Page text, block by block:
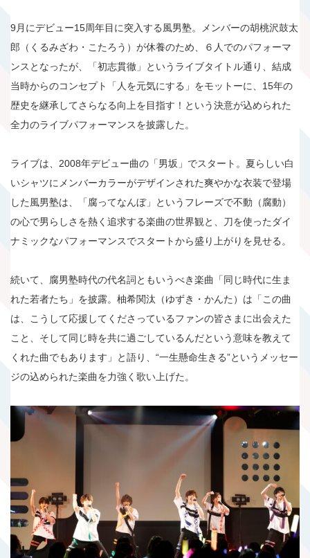
9月にデビュー15周年目に突入する風男塾。メンバーの胡桃沢鼓太
郎（くるみざわ・こたろう）が休養のため、６人でのパフォーマ
ンスとなったが、「初志貫徹」というライブタイトル通り、結成
当時からのコンセプト「人を元気にする」をモットーに、15年の
歴史を継承してさらなる向上を目指す！という決意が込められた
全力のライブパフォーマンスを披露した。
ライブは、2008年デビュー曲の「男坂」でスタート。夏らしい白
いシャツにメンバーカラーがデザインされた爽やかな衣装で登場
した風男塾は、「腐ってなんぼ」というフレーズで不動（腐動）
の心で男らしさを熱く追求する楽曲の世界観と、刀を使ったダイ
ナミックなパフォーマンスでスタートから盛り上がりを見せる。
続いて、腐男塾時代の代名詞ともいうべき楽曲「同じ時代に生ま
れた若者たち」を披露。柚希関汰（ゆずき・かんた）は「この曲
は、こうして応援してくださっているファンの皆さまに出会えた
こと、そして同じ時を共に過ごしているんだという意味を教えて
くれた曲でもあります」と語り、“一生懸命生きる”というメッセー
ジの込められた楽曲を力強く歌い上げた。